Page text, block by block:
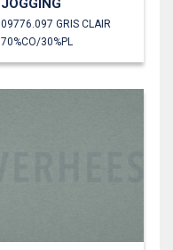
09776.097 GRIS CLAIR
70%CO/30%PL